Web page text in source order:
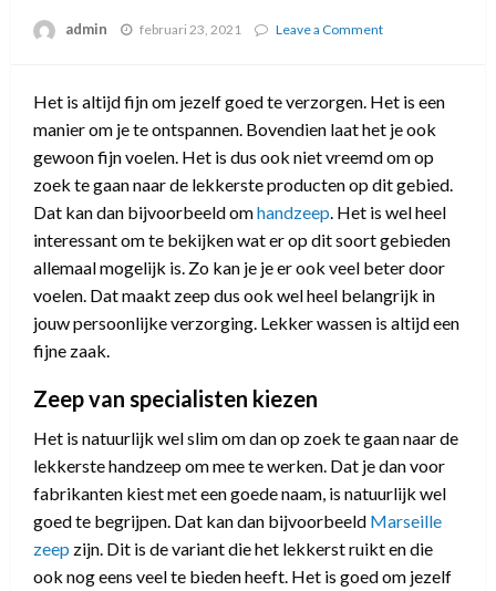
admin februari 23, 2021 Leave a Comment
de
lekkerste
Het is altijd fijn om jezelf goed te verzorgen. Het is een
manier om je te ontspannen. Bovendien laat het je ook
gewoon fijn voelen. Het is dus ook niet vreemd om op
zoek te gaan naar de lekkerste producten op dit gebied.
Dat kan dan bijvoorbeeld omhandzeep. Het is wel heel
interessant om te bekijken wat er op dit soort gebieden
allemaal mogelijk is. Zo kan je je er ook veel beter door
voelen. Dat maakt zeep dus ook wel heel belangrijk in
jouw persoonlijke verzorging. Lekker wassen is altijd een
fijne zaak.
Zeep van specialisten kiezen
Het is natuurlijk wel slim om dan op zoek te gaan naar de
lekkerste handzeep om mee te werken. Dat je dan voor
fabrikanten kiest met een goede naam, is natuurlijk wel
goed te begrijpen. Dat kan dan bijvoorbeeld Marseille
zeep zijn. Dit is de variant die het lekkerst ruikt en die
ook nog eens veel te bieden heeft. Het is goed om jezelf